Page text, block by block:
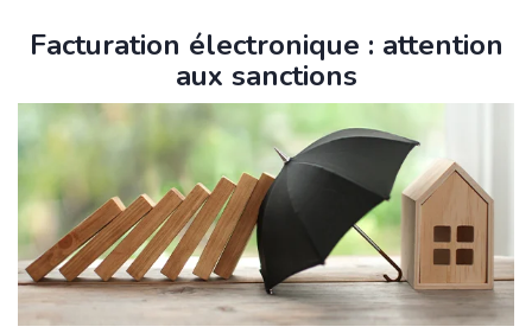
Facturation électronique : attention
aux sanctions